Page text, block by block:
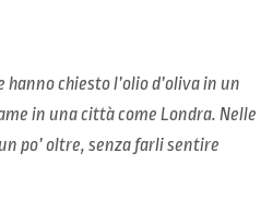
chiesto l’olio d’oliva in un
in una città come Londra. Nelle
po’ oltre, senza farli sentire